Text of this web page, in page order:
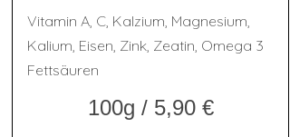
Vitamin A, C, Kalzium, Magnesium,
Kalium, Eisen, Zink, Zeatin, Omega 3
Fettsäuren
100g / 5,90 €